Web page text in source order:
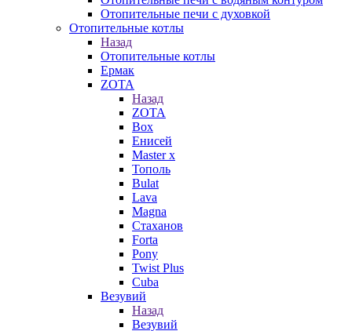
Отопительные печи с духовкой
Отопительные котлы
Назад
Отопительные котлы
Ермак
ZOTA
Назад
ZOTA
Box
Енисей
Master x
Тополь
Bulat
Lava
Magna
Стаханов
Forta
Pony
Twist Plus
Cuba
Везувий
Назад
Везувий